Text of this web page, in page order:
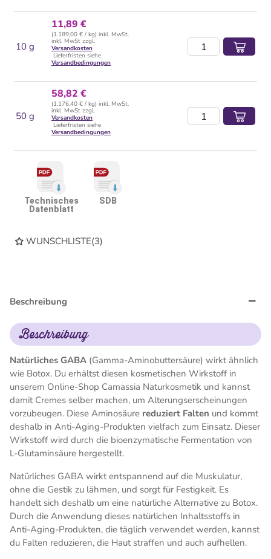
10 g
11,89 €
(1.189,00 € / kg) inkl. MwSt.
inkl. MwSt zzgl.
Versandkosten
Lieferfristen siehe
Versandbedingungen
50 g
58,82 €
(1.176,40 € / kg) inkl. MwSt.
inkl. MwSt zzgl.
Versandkosten
Lieferfristen siehe
Versandbedingungen
Technisches
Datenblatt
SDB
WUNSCHLISTE(3)
Beschreibung
Beschreibung
Natürliches GABA (Gamma-Aminobuttersäure) wirkt ähnlich
wie Botox. Du erhältst diesen kosmetischen Wirkstoff in
unserem Online-Shop Camassia Naturkosmetik und kannst
damit Cremes selber machen, um Alterungserscheinungen
vorzubeugen. Diese Aminosäure reduziert Falten und kommt
deshalb in Anti-Aging-Produkten vielfach zum Einsatz. Dieser
Wirkstoff wird durch die bioenzymatische Fermentation von
L-Glutaminsäure hergestellt.
Natürliches GABA wirkt entspannend auf die Muskulatur,
ohne die Gestik zu lähmen, und sorgt für Festigkeit. Es
handelt sich deshalb um eine natürliche Alternative zu Botox.
Durch die Anwendung dieses natürlichen Inhaltsstoffs in
Anti-Aging-Produkten, die täglich verwendet werden, kannst
du Falten reduzieren, die Haut straffen und auch aufhellen.